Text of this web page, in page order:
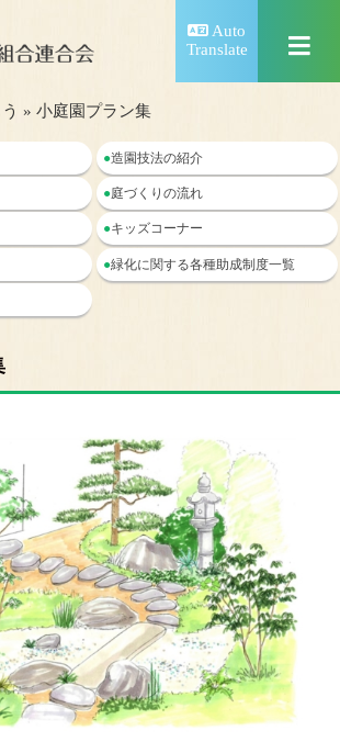
Auto
Translate
» 小庭園プラン集
●造園技法の紹介
●庭づくりの流れ
●キッズコーナー
●緑化に関する各種助成制度一覧